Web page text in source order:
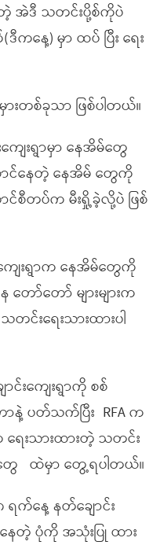
အဲဒီ သတင်းပို့စ်ကိုပဲ
နေ့) မှာ ထပ် ပြီး ရေး
းတစ်ခုသာ ဖြစ်ပါတယ်။
ေးရွာမှာ နေအိမ်တွေ
ာင်နေတဲ့ နေအိမ် တွေကို
စီတပ်က မီးရှို့ခဲ့လို့ပဲ ဖြစ်
ျေးရွာက နေအိမ်တွေကို
ော်တော် များများက
တင်းရေးသားထားပါ
းကျေးရွာကို စစ်
နဲ့ ပတ်သက်ပြီး RFA က
ရေးသားထားတဲ့ သတင်း
တွေ ထဲမှာ တွေ့ရပါတယ်။
က်နေ့ နတ်ချောင်း
ေတဲ့ ပုံကို အသုံးပြု ထား